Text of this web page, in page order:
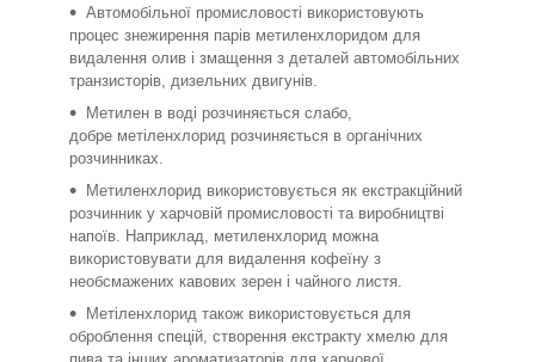
Автомобільної промисловості використовують
процес знежирення парів метиленхлоридом для
видалення олив і змащення з деталей автомобільних
транзисторів, дизельних двигунів.
Метилен в воді розчиняється слабо,
добре метіленхлорид розчиняється в органічних
розчинниках.
Метиленхлорид використовується як екстракційний
розчинник у харчовій промисловості та виробництві
напоїв. Наприклад, метиленхлорид можна
використовувати для видалення кофеїну з
необсмажених кавових зерен і чайного листя.
Метіленхлорид також використовується для
оброблення спецій, створення екстракту хмелю для